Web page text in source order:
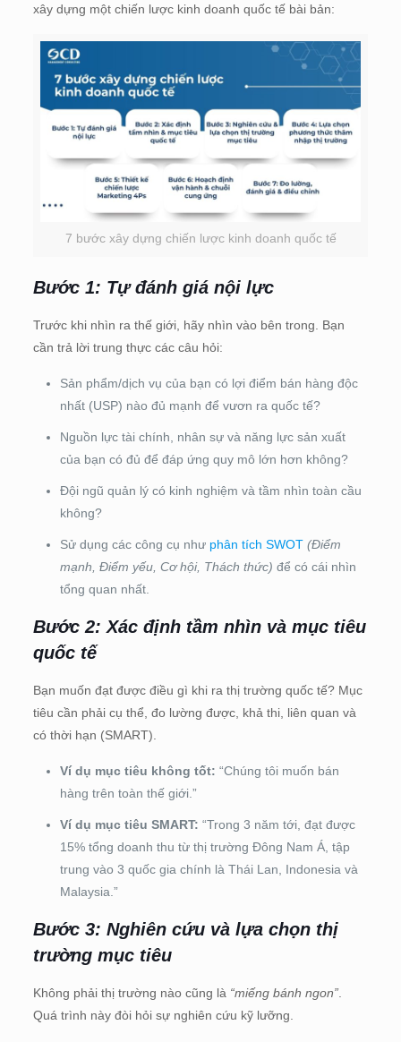
xây dựng một chiến lược kinh doanh quốc tế bài bản:
7 bước xây dựng chiến lược kinh doanh quốc tế
Bước 1: Tự đánh giá nội lực
Trước khi nhìn ra thế giới, hãy nhìn vào bên trong. Bạn
cần trả lời trung thực các câu hỏi:
Sản phẩm/dịch vụ của bạn có lợi điểm bán hàng độc
nhất (USP) nào đủ mạnh để vươn ra quốc tế?
Nguồn lực tài chính, nhân sự và năng lực sản xuất
của bạn có đủ để đáp ứng quy mô lớn hơn không?
Đội ngũ quản lý có kinh nghiệm và tầm nhìn toàn cầu
không?
Sử dụng các công cụ như phân tích SWOT (Điểm
mạnh, Điểm yếu, Cơ hội, Thách thức) để có cái nhìn
tổng quan nhất.
Bước 2: Xác định tầm nhìn và mục tiêu
quốc tế
Bạn muốn đạt được điều gì khi ra thị trường quốc tế? Mục
tiêu cần phải cụ thể, đo lường được, khả thi, liên quan và
có thời hạn (SMART).
Ví dụ mục tiêu không tốt: “Chúng tôi muốn bán
hàng trên toàn thế giới.”
Ví dụ mục tiêu SMART: “Trong 3 năm tới, đạt được
15% tổng doanh thu từ thị trường Đông Nam Á, tập
trung vào 3 quốc gia chính là Thái Lan, Indonesia và
Malaysia.”
Bước 3: Nghiên cứu và lựa chọn thị
trường mục tiêu
Không phải thị trường nào cũng là “miếng bánh ngon”.
Quá trình này đòi hỏi sự nghiên cứu kỹ lưỡng.